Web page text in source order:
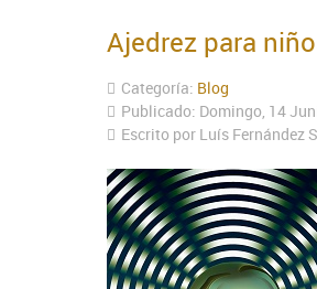
Ajedrez para
Categoría: Blog
Publicado: Domingo, 14
Escrito por Luís Fernández